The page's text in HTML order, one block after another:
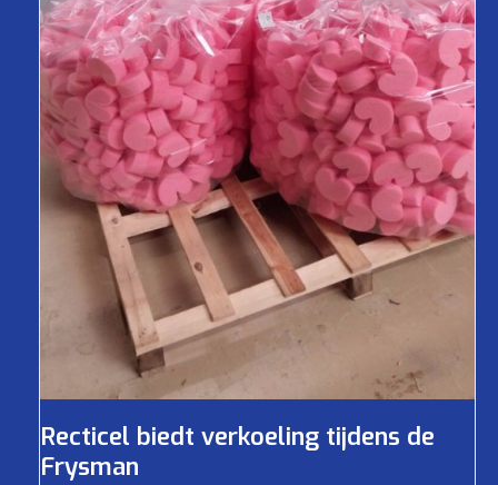
Recticel biedt verkoeling tijdens de
Frysman